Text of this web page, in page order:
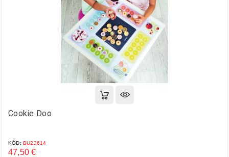
Cookie Doo
KÓD: BU22614
47,50 €